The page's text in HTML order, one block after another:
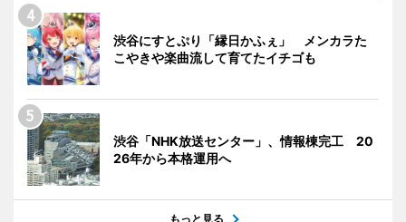
渋谷にすとぷり「縁日かふぇ」 メンカラた
こやきや楽曲流して育てたイチゴも
渋谷「NHK放送センター」、情報棟完工 20
26年から本格運用へ
もっと見る